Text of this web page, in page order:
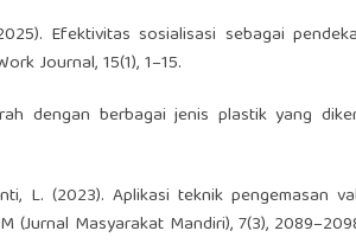
Efektivitas sosialisasi sebagai
Journal, 15(1), 1–15.
dengan berbagai jenis plastik yang
L. (2023). Aplikasi teknik pengemasan
(Jurnal Masyarakat Mandiri), 7(3),